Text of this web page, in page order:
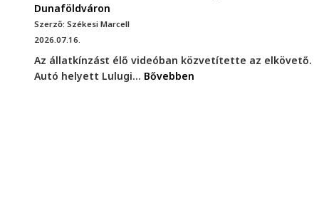
Dunaföldváron
Szerző: Székesi Marcell
2026.07.16.
Az állatkínzást élő videóban közvetítette az elkövető.
Autó helyett Lulugi... Bővebben